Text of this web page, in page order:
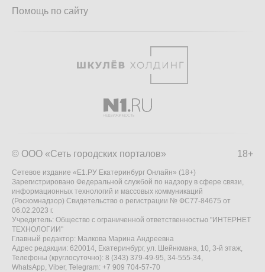
Помощь по сайту
18+
© ООО «Сеть городских порталов»
Сетевое издание «Е1.РУ Екатеринбург Онлайн» (18+)
Зарегистрировано Федеральной службой по надзору в сфере связи,
информационных технологий и массовых коммуникаций
(Роскомнадзор) Свидетельство о регистрации № ФС77-84675 от
06.02.2023 г.
Учредитель: Общество с ограниченной ответственностью "ИНТЕРНЕТ
ТЕХНОЛОГИИ"
Главный редактор: Малкова Марина Андреевна
Адрес редакции: 620014, Екатеринбург, ул. Шейнкмана, 10, 3-й этаж,
Телефоны (круглосуточно): 8 (343) 379-49-95, 34-555-34,
WhatsApp, Viber, Telegram: +7 909 704-57-70